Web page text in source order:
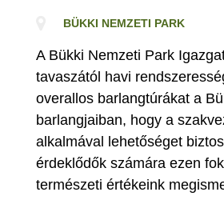
BÜKKI NEMZETI PARK
A Bükki Nemzeti Park
tavaszától havi
overallos barlangtúrákat a
barlangjaiban, hogy a
alkalmával lehetőséget
érdeklődők számára ezen
természeti értékeink